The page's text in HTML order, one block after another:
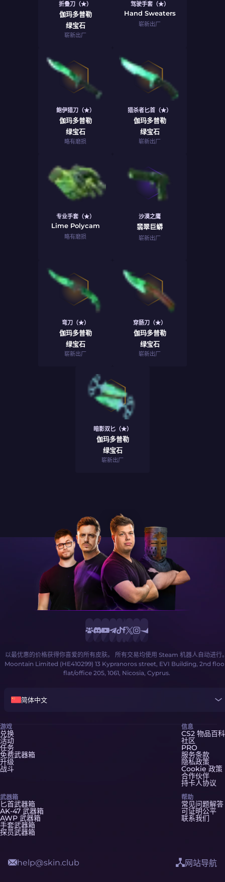
折叠刀（★）
伽玛多普勒
绿宝石
崭新出厂
驾驶手套（★）
Hand Sweaters
崭新出厂
鲍伊猎刀（★）
伽玛多普勒
绿宝石
略有磨损
猎杀者匕首（★）
伽玛多普勒
绿宝石
崭新出厂
专业手套（★）
Lime Polycam
略有磨损
沙漠之鹰
翡翠巨蟒
崭新出厂
弯刀（★）
伽玛多普勒
绿宝石
崭新出厂
穿肠刀（★）
伽玛多普勒
绿宝石
崭新出厂
暗影双匕（★）
伽玛多普勒
绿宝石
崭新出厂
以最优惠的价格获得你喜爱的所有皮肤。 所有交易均使用 Steam 机器人自动进行
Moontain Limited (HE410299) 13 Kypranoros street, EVI Building, 2nd
flat/office 205, 1061, Nicosia, Cyprus.
简体中文
游戏
兑换
活动
任务
免费武器箱
升级
战斗
武器箱
匕首武器箱
AK-47 武器箱
AWP 武器箱
手套武器箱
探员武器箱
信息
CS2 物品百科
社区
PRO
服务条款
隐私政策
Cookie 政策
合作伙伴
持卡人协议
帮助
常见问题解答
可证明公平
联系我们
help@skin.club 网站导航